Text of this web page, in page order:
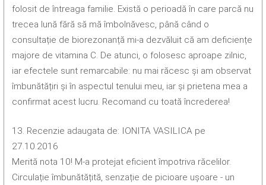
folosit de întreaga familie. Există o perioadă în care parcă nu
trecea lună fără să mă îmbolnăvesc, până când o
consultație de biorezonanță mi-a dezvăluit că am deficiențe
majore de vitamina C. De atunci, o folosesc aproape zilnic,
iar efectele sunt remarcabile: nu mai răcesc și am observat
îmbunătățiri și în aspectul tenului meu, iar și prietena mea a
confirmat acest lucru. Recomand cu toată încrederea!
13. Recenzie adaugata de: IONITA VASILICA pe
27.10.2016
Merită nota 10! M-a protejat eficient împotriva răcelilor.
Circulație îmbunătățită, senzație de picioare ușoare - un